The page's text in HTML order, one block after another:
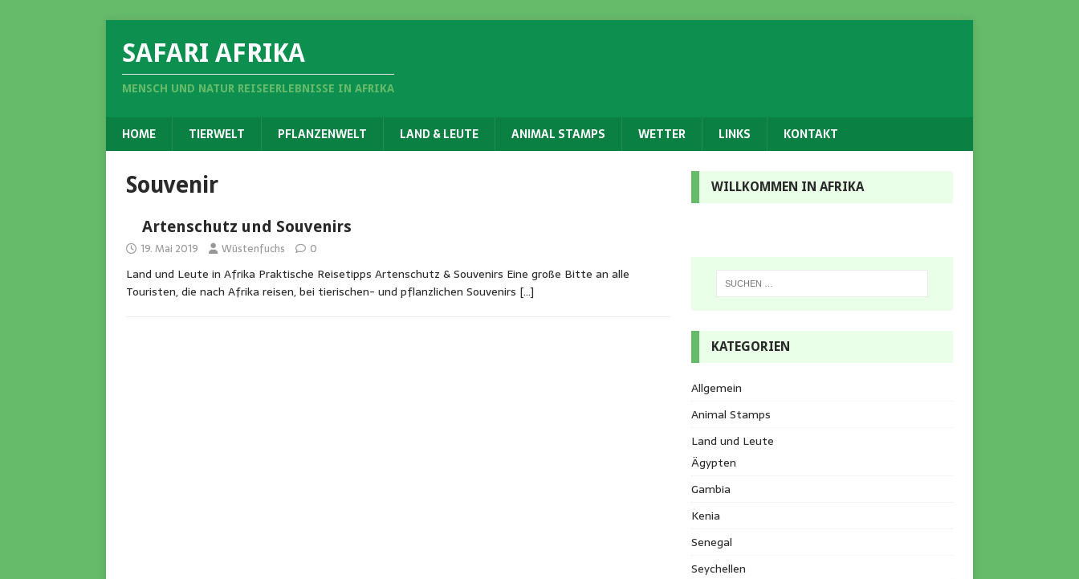
SAFARI AFRIKA
MENSCH UND NATUR REISEERLEBNISSE IN AFRIKA
HOME TIERWELT PFLANZENWELT LAND & LEUTE ANIMAL STAMPS WETTER LINKS KONTAKT
Souvenir
Artenschutz und Souvenirs
19. Mai 2019 Wüstenfuchs 0
Land und Leute in Afrika Praktische Reisetipps Artenschutz & Souvenirs Eine große Bitte an alle
Touristen, die nach Afrika reisen, bei tierischen- und pflanzlichen Souvenirs […]
WILLKOMMEN IN AFRIKA
KATEGORIEN
Allgemein
Animal Stamps
Land und Leute
Ägypten
Gambia
Kenia
Senegal
Seychellen